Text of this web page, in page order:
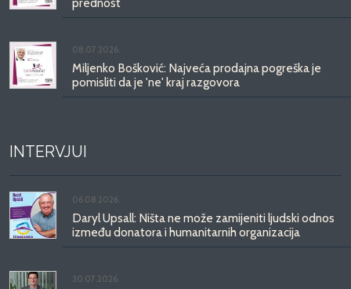
prednost
08.07.2026.
Miljenko Bošković: Najveća prodajna pogreška je
pomisliti da je 'ne' kraj razgovora
INTERVJUI
06.08.2026.
Daryl Upsall: Ništa ne može zamijeniti ljudski odnos
između donatora i humanitarnih organizacija
30.07.2026.